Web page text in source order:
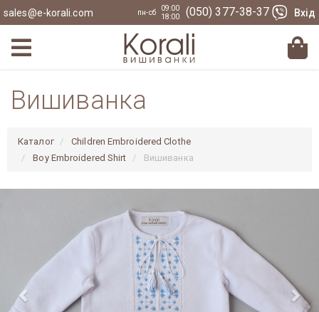
sales@e-korali.com пн-сб
09:00
18:00
(050) 377-38-37 Вхід
Вишиванка
Каталог
Children Embroidered Clothe
Boy Embroidered Shirt
Вишиванка